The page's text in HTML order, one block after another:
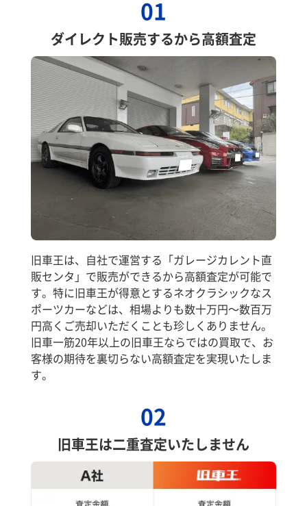
01
ダイレクト販売するから高額査定
旧車王は、自社で運営する「ガレージカレント直
販センタ」で販売ができるから高額査定が可能で
す。特に旧車王が得意とするネオクラシックなス
ポーツカーなどは、相場よりも数十万円～数百万
円高くご売却いただくことも珍しくありません。
旧車一筋20年以上の旧車王ならではの買取で、お
客様の期待を裏切らない高額査定を実現いたしま
す。
02
旧車王は二重査定いたしません